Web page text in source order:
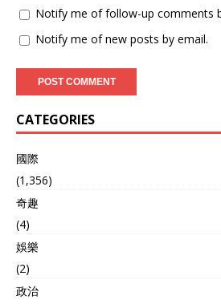
Notify me of follow-up comments
Notify me of new posts by email.
CATEGORIES
國際
(1,356)
奇趣
(4)
娛樂
(2)
政治